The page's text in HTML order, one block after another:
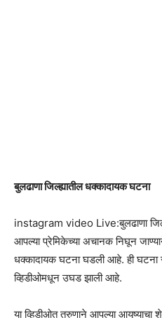
बुलढाणा जिल्ह्यातील धक्कादायक घटना
instagram video Live:बुलढाणा
आपल्या प्रेमिकेच्या अचानक निघून
धक्कादायक घटना घडली आहे. ही घटना
व्हिडीओमधून उघड झाली आहे.
या व्हिडीओत तरुणाने आपल्या आयुष्याचा